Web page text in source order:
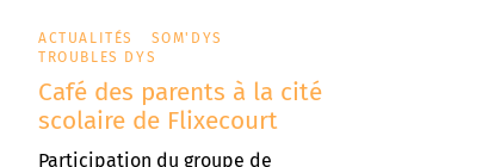
ACTUALITÉS
SOM'DYS
TROUBLES DYS
Café des parents à la cité
scolaire de Flixecourt
Participation du groupe de